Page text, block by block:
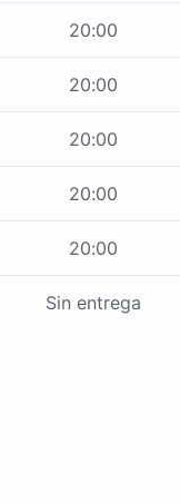
20:00
20:00
20:00
20:00
20:00
Sin entrega